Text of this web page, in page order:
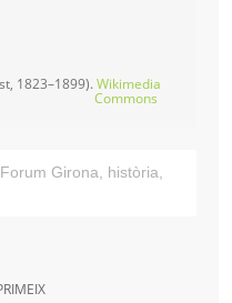
1823–1899). Wikimedia
Commons
Girona, història,